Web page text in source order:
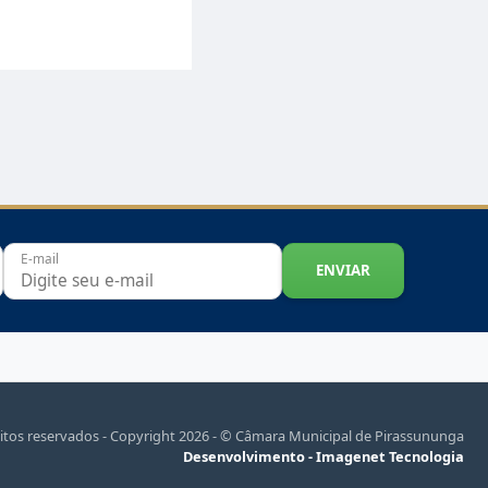
E-mail
ENVIAR
reservados - Copyright 2026 - © Câmara Municipal de Pirassununga
Desenvolvimento -Imagenet Tecnologia